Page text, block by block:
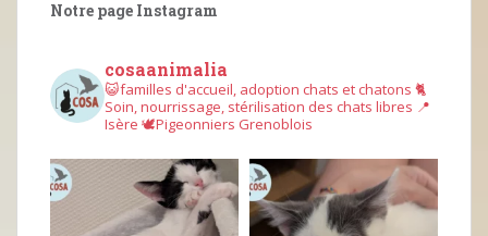
Notre page Instagram
cosaanimalia
😺familles d'accueil, adoption chats et chatons 🐈
Soin, nourrissage, stérilisation des chats libres 📍
Isère 🕊︎Pigeonniers Grenoblois